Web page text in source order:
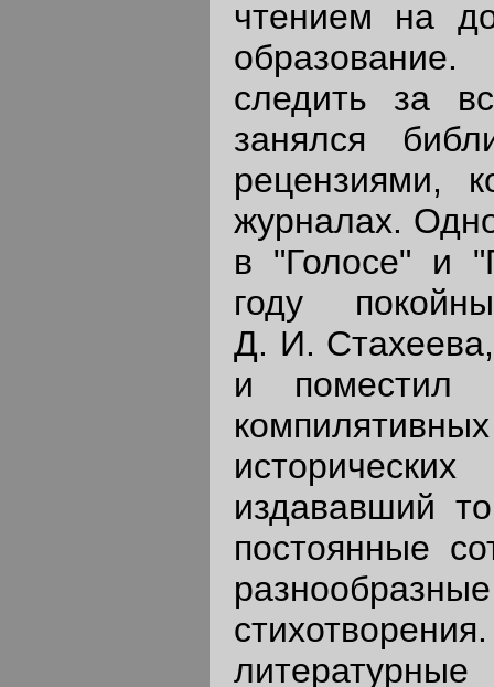
чтением на
следить за
занялся
рецензиями,
журналах.
в "Голосе" и
году
Д. И.
и поместил
издававший
постоянные
литературные